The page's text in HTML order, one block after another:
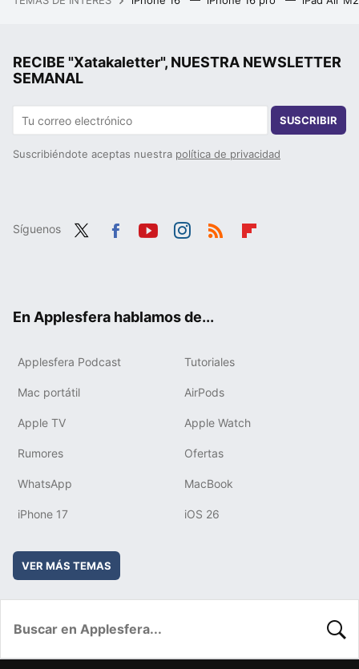
RECIBE "Xatakaletter", NUESTRA NEWSLETTER
SEMANAL
SUSCRIBIR
Suscribiéndote aceptas nuestra política de privacidad
Síguenos
En Applesfera hablamos de...
Applesfera Podcast Tutoriales
Mac portátil AirPods
Apple TV Apple Watch
Rumores Ofertas
WhatsApp MacBook
iPhone 17 iOS 26
VER MÁS TEMAS